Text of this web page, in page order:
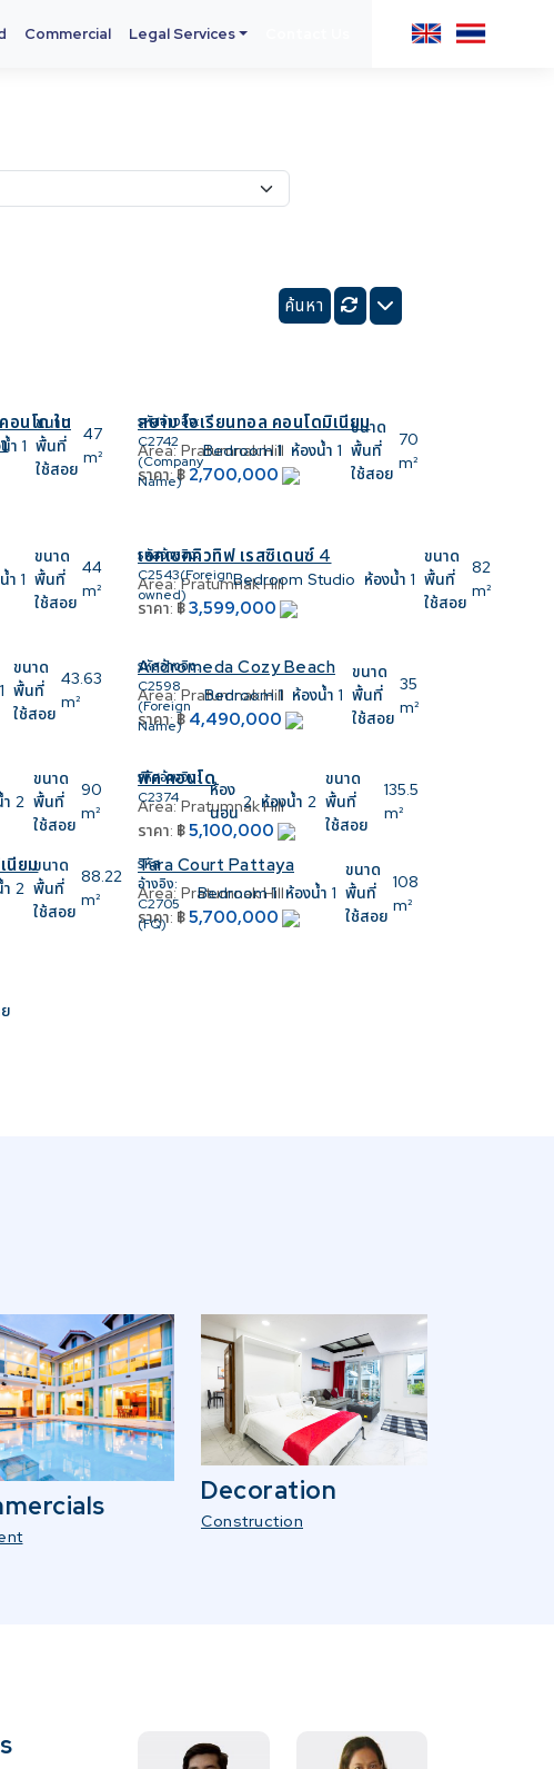
Commercial Legal Services
ำ 1
ขนาด
พื้นที่
ใช้สอย
47
m²
อนโด ใน
รหัสอ้างอิง:
C2742
(Company
Name)
Bedroom 1 ห้องน้ำ 1
ขนาด
พื้นที่
ใช้สอย
70
m²
สยาม โอเรียนทอล คอนโดมิเนียม
Area: Pratumnak Hill
ราคา:฿ 2,700,000
ำ 1
ขนาด
พื้นที่
ใช้สอย
44
m²
รหัสอ้างอิง:
C2543(Foreign
owned)
Bedroom Studio ห้องน้ำ 1
ขนาด
พื้นที่
ใช้สอย
82
m²
เอคเซคคิวทิฟ เรสซิเดนซ์ 4
Area: Pratumnak Hill
ราคา: ฿3,599,000
1
ขนาด
พื้นที่
ใช้สอย
43.63
m²
รหัสอ้างอิง:
C2598
(Foreign
Name)
Bedroom 1 ห้องน้ำ 1
ขนาด
พื้นที่
ใช้สอย
35
m²
Andromeda Cozy Beach
Area: Pratumnak Hill
ราคา:฿ 4,490,000
2
ขนาด
พื้นที่
ใช้สอย
90
m²
รหัสอ้างอิง:
C2374
ห้อง
นอน
2 ห้องน้ำ 2
ขนาด
พื้นที่
ใช้สอย
135.5
m²
พีค คอนโด
Area: Pratumnak Hill
ราคา: ฿5,100,000
2
ขนาด
พื้นที่
ใช้สอย
88.22
m²
นียม
รหัส
อ้างอิง:
C2705
(FQ)
Bedroom 1 ห้องน้ำ 1
ขนาด
พื้นที่
ใช้สอย
108
m²
Tara Court Pattaya
Area: Pratumnak Hill
ราคา: ฿5,700,000
Decoration
Construction